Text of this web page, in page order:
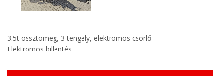
3.5t össztömeg, 3 tengely, elektromos csörlő
Elektromos billentés